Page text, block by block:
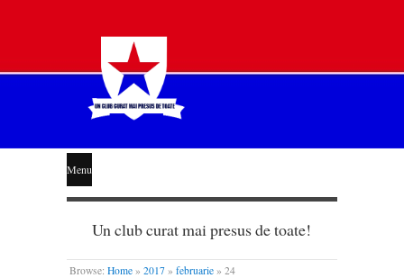
STEAUA
LIBERĂ
Menu
Un club curat mai presus de toate!
Browse: Home » 2017 » februarie » 24